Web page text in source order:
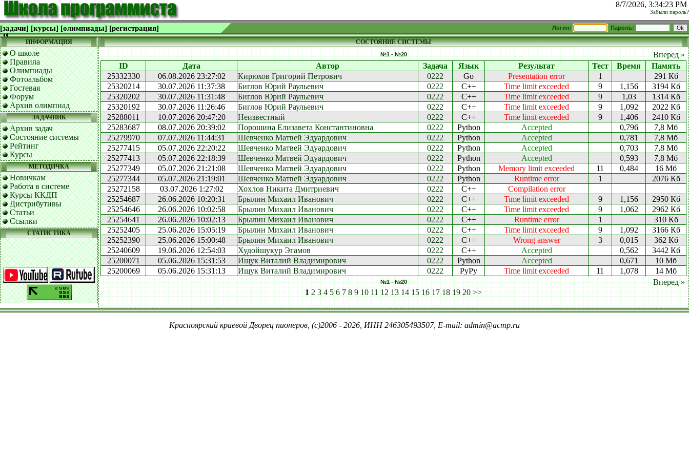
8/7/2026, 3:34:23 PM
Забыли пароль?
[задачи] [курсы] [олимпиады] [регистрация] Логин: Пароль:
ИНФОРМАЦИЯ
О школе
Правила
Олимпиады
Фотоальбом
Гостевая
Форум
Архив олимпиад
ЗАДАЧНИК
Архив задач
Состояние системы
Рейтинг
Курсы
МЕТОДИЧКА
Новичкам
Работа в системе
Курсы ККДП
Дистрибутивы
Статьи
Ссылки
СТАТИСТИКА
СОСТОЯНИЕ СИСТЕМЫ
№1 - №20
Вперед »
ID
Дата Автор Задача Язык Результат Тест Время
Память
25332330
06.08.2026 23:27:02 Кирюхов Григорий Петрович 0222 Go Presentation error 1
291 Кб
25320214
30.07.2026 11:37:38 Биглов Юрий Раульевич 0222 C++ Time limit exceeded 9 1,156
3194 Кб
25320202
30.07.2026 11:31:48 Биглов Юрий Раульевич 0222 C++ Time limit exceeded 9 1,03
1314 Кб
25320192
30.07.2026 11:26:46 Биглов Юрий Раульевич 0222 C++ Time limit exceeded 9 1,092
2022 Кб
25288011
10.07.2026 20:47:20 Неизвестный 0222 C++ Time limit exceeded 9 1,406
2410 Кб
25283687
08.07.2026 20:39:02 Порошина Елизавета Константиновна 0222 Python Accepted 0,796
7,8 Мб
25279970
07.07.2026 11:44:31 Шевченко Матвей Эдуардович 0222 Python Accepted 0,781
7,8 Мб
25277415
05.07.2026 22:20:22 Шевченко Матвей Эдуардович 0222 Python Accepted 0,703
7,8 Мб
25277413
05.07.2026 22:18:39 Шевченко Матвей Эдуардович 0222 Python Accepted 0,593
7,8 Мб
25277349
05.07.2026 21:21:08 Шевченко Матвей Эдуардович 0222 Python Memory limit exceeded 11 0,484
16 Мб
25277344
05.07.2026 21:19:01 Шевченко Матвей Эдуардович 0222 Python Runtime error 1
2076 Кб
25272158
03.07.2026 1:27:02 Хохлов Никита Дмитриевич 0222 C++
Compilation error
25254687
26.06.2026 10:20:31 Брылин Михаил Иванович 0222 C++ Time limit exceeded 9 1,156
2950 Кб
25254646
26.06.2026 10:02:58 Брылин Михаил Иванович 0222 C++ Time limit exceeded 9 1,062
2962 Кб
25254641
26.06.2026 10:02:13 Брылин Михаил Иванович 0222 C++ Runtime error 1
310 Кб
25252405
25.06.2026 15:05:19 Брылин Михаил Иванович 0222 C++ Time limit exceeded 9 1,092
3166 Кб
25252390
25.06.2026 15:00:48 Брылин Михаил Иванович 0222 C++ Wrong answer 3 0,015
362 Кб
25240609
19.06.2026 12:54:03 Худойшукур Эгамов 0222 C++ Accepted 0,562
3442 Кб
25200071
05.06.2026 15:31:53 Ищук Виталий Владимирович 0222 Python Accepted 0,671
10 Мб
25200069
05.06.2026 15:31:13 Ищук Виталий Владимирович 0222 PyPy Time limit exceeded 11 1,078 14 Мб
№1 - №20
Вперед »
1 2 3 4 5 6 7 8 9 10 11 12 13 14 15 16 17 18 19 20 >>
Красноярский краевой Дворец пионеров, (c)2006 - 2026, ИНН 246305493507, E-mail: admin@acmp.ru